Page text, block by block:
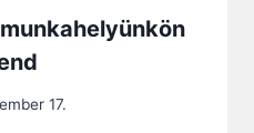
17.